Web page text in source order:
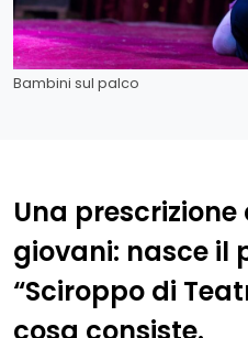
Bambini sul palco
Una
giovani: nasce il
“Sciroppo di
cosa consiste.